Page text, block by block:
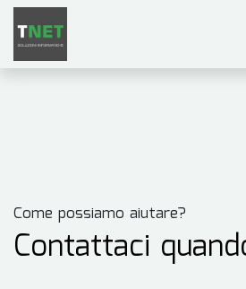
Passa al contenuto
Come possiamo aiutare?
Contattaci